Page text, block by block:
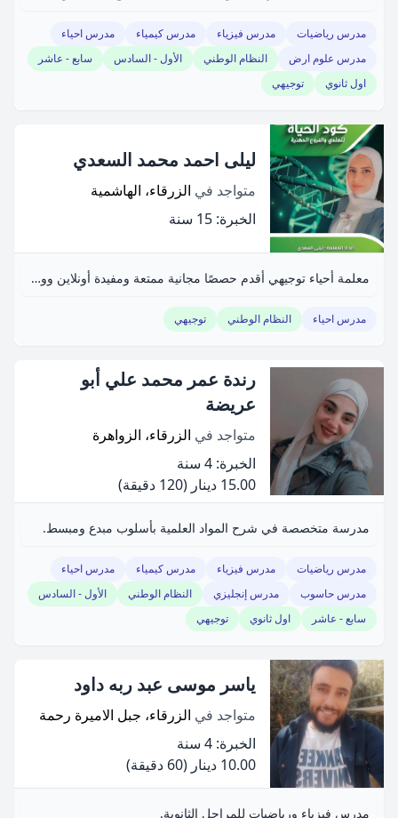
مدرس رياضيات مدرس فيزياء مدرس كيمياء
مدرس احياء
مدرس علوم ارض
النظام الوطني الأول - السادس
سابع - عاشر
اول ثانوي
توجيهي
ليلى احمد محمد السعدي
متواجد في الزرقاء، الهاشمية
الخبرة: 15 سنة
معلمة أحياء توجيهي أقدم حصصًا مجانية ممتعة ومفيدة أونلاين ووجاهيًا.
مدرس احياء النظام الوطني توجيهي
رندة عمر محمد علي أبو
عريضة
متواجد في الزرقاء، الزواهرة
الخبرة: 4 سنة
15.00 دينار
(120 دقيقة)
مدرسة متخصصة في شرح المواد العلمية بأسلوب مبدع ومبسط.
مدرس رياضيات مدرس فيزياء مدرس كيمياء
مدرس احياء
مدرس حاسوب
مدرس إنجليزي النظام الوطني
الأول - السادس
سابع - عاشر
اول ثانوي توجيهي
ياسر موسى عبد ربه داود
متواجد في الزرقاء، جبل الاميرة رحمة
الخبرة: 4 سنة
10.00 دينار
(60 دقيقة)
مدرس فيزياء ورياضيات للمراحل الثانوية.